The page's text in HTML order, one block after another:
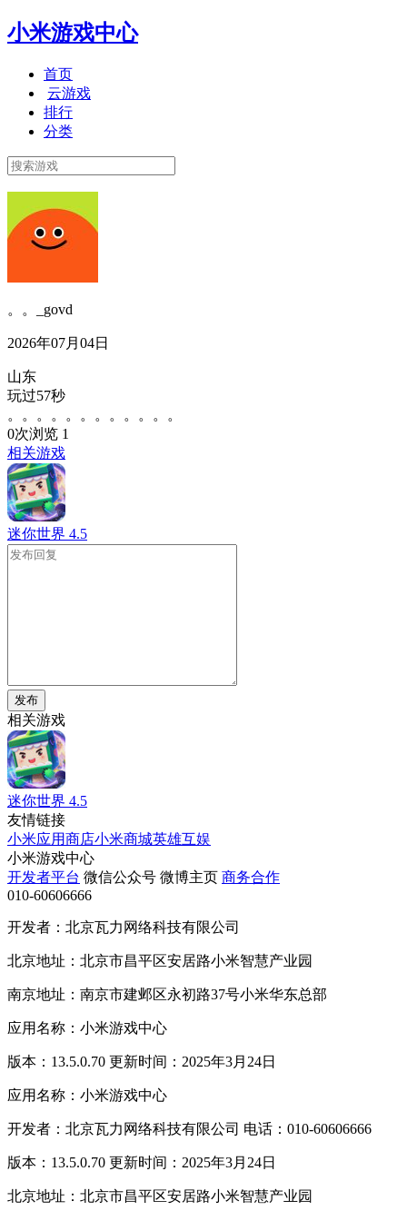
小米游戏中心
首页
云游戏
排行
分类
。。_govd
2026年07月04日
山东
玩过57秒
。。。。。。。。。。。。
0次浏览 1
相关游戏
迷你世界 4.5
发布
相关游戏
迷你世界 4.5
友情链接
小米应用商店小米商城英雄互娱
小米游戏中心
开发者平台 微信公众号 微博主页 商务合作
010-60606666
开发者：北京瓦力网络科技有限公司
北京地址：北京市昌平区安居路小米智慧产业园
南京地址：南京市建邺区永初路37号小米华东总部
应用名称：小米游戏中心
版本：13.5.0.70 更新时间：2025年3月24日
应用名称：小米游戏中心
开发者：北京瓦力网络科技有限公司 电话：010-60606666
版本：13.5.0.70 更新时间：2025年3月24日
北京地址：北京市昌平区安居路小米智慧产业园